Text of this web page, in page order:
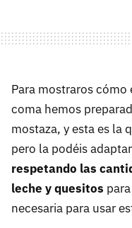
Para mostraros
coma hemos
mostaza, y esta es la
pero la podéis
respetando las
leche y quesitos
necesaria para usar